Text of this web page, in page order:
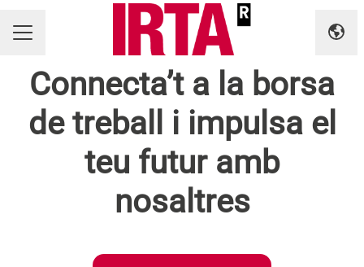
MENÚ BORSA DE TREBALL
Connecta’t a la borsa
de treball i impulsa el
teu futur amb
nosaltres